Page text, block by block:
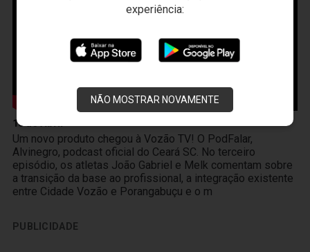
experiência:
NÃO MOSTRAR NOVAMENTE
10 de Abril
Um novo produto chegou à Vozão TV! O PodFalar,
Alvinegro, podcast oficial do Ceará SC. No terceiro
episódio, os atletas João Gabriel e Melk comentam sobre
a transição da base ao profissional, a integração existente
entre Cidade Vozão e Porangabuçu e o m
PUBLICIDADE